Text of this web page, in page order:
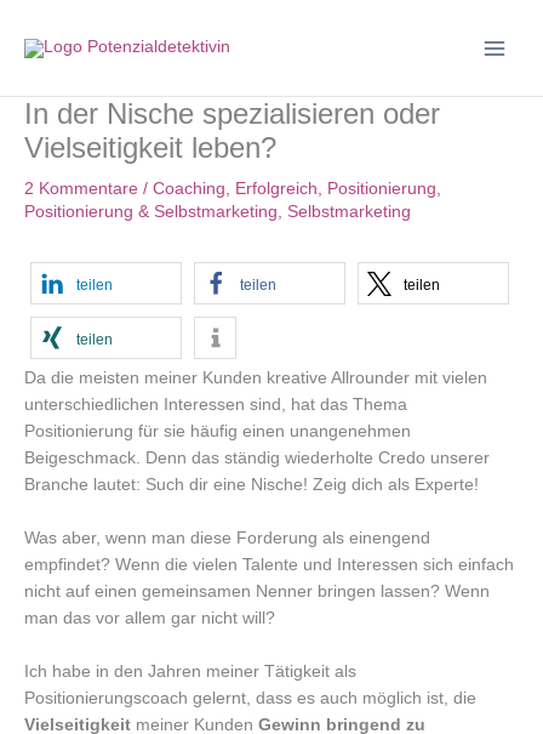
Inhalt
In der Nische spezialisieren oder
Vielseitigkeit leben?
2 Kommentare / Coaching, Erfolgreich, Positionierung,
Positionierung & Selbstmarketing, Selbstmarketing
teilen teilen teilen
teilen
Da die meisten meiner Kunden kreative Allrounder mit vielen
unterschiedlichen Interessen sind, hat das Thema
Positionierung für sie häufig einen unangenehmen
Beigeschmack. Denn das ständig wiederholte Credo unserer
Branche lautet: Such dir eine Nische! Zeig dich als Experte!
Was aber, wenn man diese Forderung als einengend
empfindet? Wenn die vielen Talente und Interessen sich einfach
nicht auf einen gemeinsamen Nenner bringen lassen? Wenn
man das vor allem gar nicht will?
Ich habe in den Jahren meiner Tätigkeit als
Positionierungscoach gelernt, dass es auch möglich ist, die
Vielseitigkeit meiner Kunden Gewinn bringend zu